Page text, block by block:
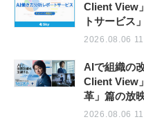
Client View
トサービス
2026.08.06
AIで組織の
Client View
革」篇の放
2026.08.06